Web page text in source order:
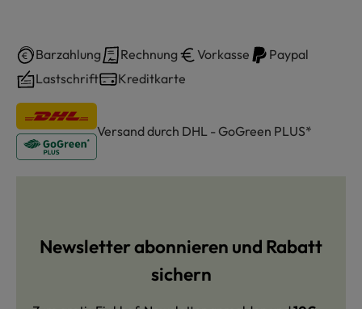
Barzahlung Rechnung Vorkasse
Paypal
Lastschrift
Kreditkarte
Versand durch DHL - GoGreen PLUS*
Newsletter abonnieren und Rabatt
sichern